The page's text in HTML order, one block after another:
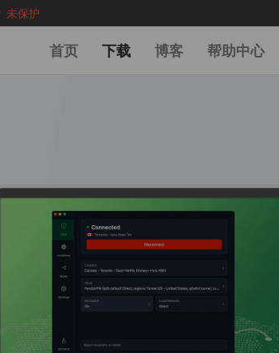
未保护
首页 下载 博客 帮助中心